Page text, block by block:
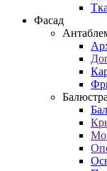
Фасад